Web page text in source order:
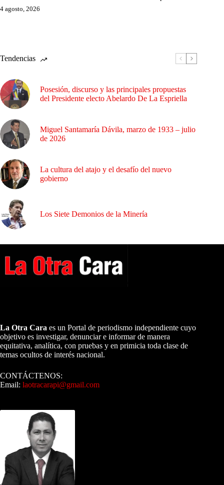
4 agosto, 2026
Tendencias
Posesión, discurso y las principales propuestas
del Presidente electo Abelardo De La Espriella
Miguel Santamaría Dávila, marzo de 1933 – julio
de 2026
La cultura del atajo y el desafío del nuevo
gobierno
Los Siete Demonios de la Minería
La Otra Cara es un Portal de periodismo independiente cuyo
objetivo es investigar, denunciar e informar de manera
equitativa, analítica, con pruebas y en primicia toda clase de
temas ocultos de interés nacional.
CONTÁCTENOS:
Email: laotracarapi@gmail.com